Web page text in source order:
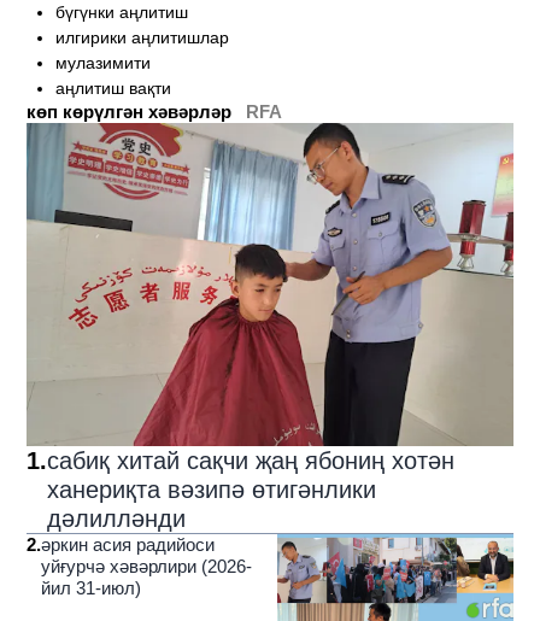
бүгүнки аңлитиш
илгирики аңлитишлар
мулазимити
аңлитиш вақти
көп көрүлгән хәвәрләр RFA
1.сабиқ хитай сақчи җаң ябониң хотән
ханериқта вәзипә өтигәнлики
дәлилләнди
2.әркин асия радийоси
уйғурчә хәвәрлири (2026-
йил 31-июл)